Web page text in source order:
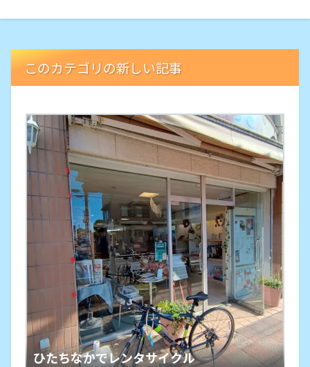
このカテゴリの新しい記事
ひたちなかでレンタサイクル